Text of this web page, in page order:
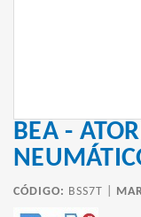
BEA -
CÓDIGO: BSS7T |